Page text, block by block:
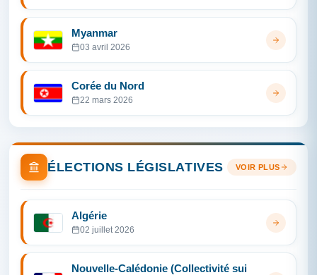
Myanmar
03 avril 2026
Corée du Nord
22 mars 2026
ÉLECTIONS LÉGISLATIVES VOIR PLUS
Algérie
02 juillet 2026
Nouvelle-Calédonie (Collectivité sui